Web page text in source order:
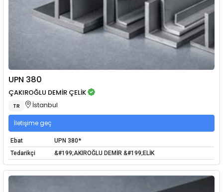
UPN 380
ÇAKIROĞLU DEMİR ÇELİK
TR İstanbul
İletişime geç
Ebat
UPN 380*
Tedarikçi
&#199;AKIROĞLU DEMİR &#199;ELİK